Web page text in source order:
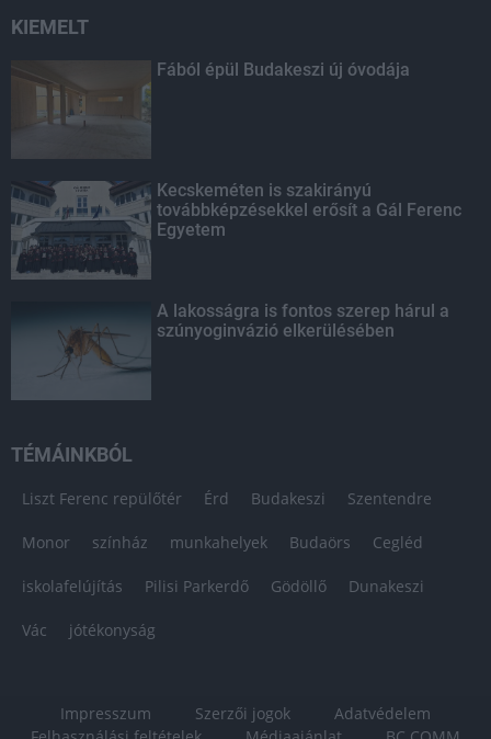
KIEMELT
Fából épül Budakeszi új óvodája
Kecskeméten is szakirányú
továbbképzésekkel erősít a Gál Ferenc
Egyetem
A lakosságra is fontos szerep hárul a
szúnyoginvázió elkerülésében
TÉMÁINKBÓL
Liszt Ferenc repülőtér Érd Budakeszi Szentendre
Monor színház munkahelyek Budaörs Cegléd
iskolafelújítás Pilisi Parkerdő Gödöllő Dunakeszi
Vác jótékonyság
Impresszum Szerzői jogok
Adatvédelem